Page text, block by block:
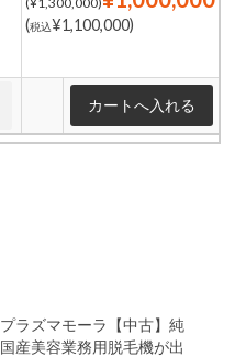
(税込¥1,100,000)
プラズマモーラ【中古】純
国産美容業務用脱毛機が出